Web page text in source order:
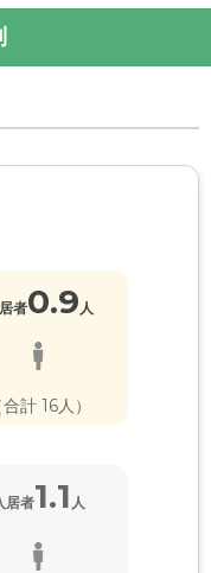
者0.9人
合計 16人）
居者1.1 人